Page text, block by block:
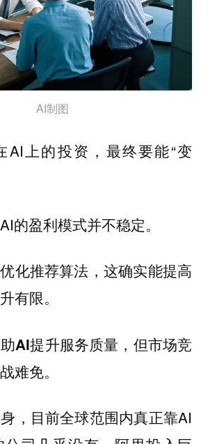
AI制图
AI上的投资，最终要能“变
的盈利模式并不稳定。
化推荐算法，这确实能提高
有限。
AI提升服务质量，但市场竞
难免。
，目前全球范围内真正靠AI